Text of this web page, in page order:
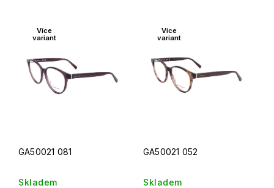
Nejdražší
Abecedně
Více
variant
GA50021 081
Skladem
Více
variant
GA50021 052
Skladem